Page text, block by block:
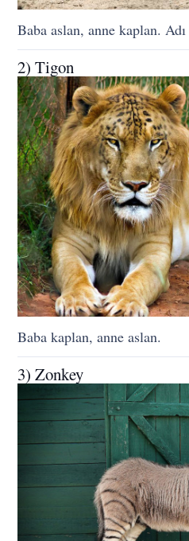
Baba aslan, anne kaplan.
2) Tigon
Baba kaplan, anne aslan.
3) Zonkey